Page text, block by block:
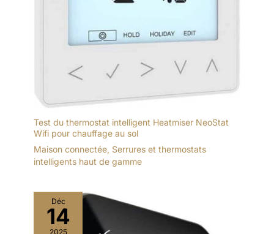
Test du thermostat intelligent Heatmiser NeoStat
Wifi pour chauffage au sol
Maison connectée, Serrures et thermostats
intelligents haut de gamme
Déc
14
2025